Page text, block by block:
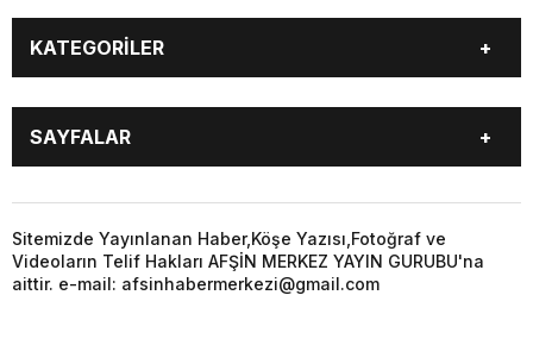
KATEGORİLER
EĞİTİM
EKONOMİ
GÜNCEL
SİYASET
YEREL HABERLER
KÜNYE
…
3. SAYFA
KÜLTÜR
SAYFALAR
GÜNCEL
ÖZEL HABER
SİYASET
YEREL HABERLER
KÜNYE
…
Sitemizde Yayınlanan Haber,Köşe Yazısı,Fotoğraf ve
Videoların Telif Hakları AFŞİN MERKEZ YAYIN GURUBU'na
aittir. e-mail: afsinhabermerkezi@gmail.com